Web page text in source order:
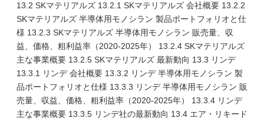
13.2 SKマテリアルズ 13.2.1 SKマテリアルズ 会社概要 13.2.2
SKマテリアルズ 半導体用モノシラン 製品ポートフォリオと仕
様 13.2.3 SKマテリアルズ 半導体用モノシラン 販売量、収
益、価格、粗利益率（2020-2025年） 13.2.4 SKマテリアルズ
主な事業概要 13.2.5 SKマテリアルズ 最新動向 13.3 リンデ
13.3.1 リンデ 会社概要 13.3.2 リンデ 半導体用モノシラン 製
品ポートフォリオと仕様 13.3.3 リンデ 半導体用モノシラン 販
売量、収益、価格、粗利益率（2020-2025年） 13.3.4 リンデ
主な事業概要 13.3.5 リンデ社の最新動向 13.4 エア・リキード